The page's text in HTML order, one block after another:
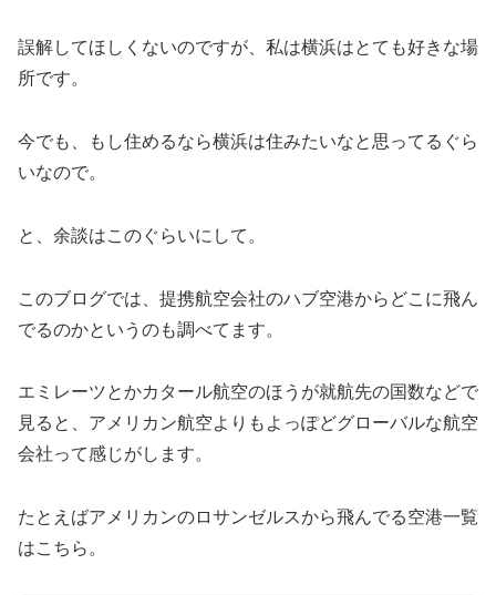
誤解してほしくないのですが、私は横浜はとても好きな場
所です。
今でも、もし住めるなら横浜は住みたいなと思ってるぐら
いなので。
と、余談はこのぐらいにして。
このブログでは、提携航空会社のハブ空港からどこに飛ん
でるのかというのも調べてます。
エミレーツとかカタール航空のほうが就航先の国数などで
見ると、アメリカン航空よりもよっぽどグローバルな航空
会社って感じがします。
たとえばアメリカンのロサンゼルスから飛んでる空港一覧
はこちら。